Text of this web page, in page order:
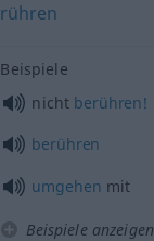
rühren
Beispiele
nicht berühren!
berühren
umgehen mit
Beispiele anzeigen